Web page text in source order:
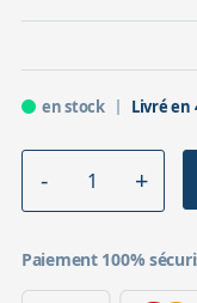
en stock Livré en
Paiement 100%